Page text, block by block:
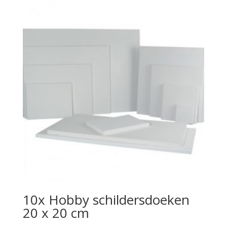
10x Hobby schildersdoeken
20 x 20 cm